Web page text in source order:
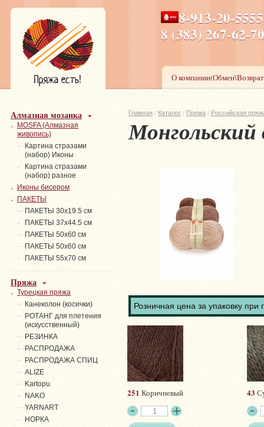
8-913-20-
8 (383) 267-
ПН-ПТ 8-17,СБ-ВС 9-
О
Главная / Каталог / Пряжа / Российская
Монгольский
Розничная цена за упаковку при
251 Коричневый 43
Алмазная мозаика
MOSFA (Алмазная
живопись)
Картина стразами
(набор) Иконы
Картина стразами
(набор) разное
Иконы бисером
ПАКЕТЫ
ПАКЕТЫ 30х19.5 см
ПАКЕТЫ 37х44.5 см
ПАКЕТЫ 50х60 см
ПАКЕТЫ 50х60 см
ПАКЕТЫ 55х70 см
Пряжа
Турецкая пряжа
Канеколон (косички)
РОТАНГ для плетения
(искусственный)
PЕЗИНКА
РАСПРОДАЖА
РАСПРОДАЖА СПИЦ
ALIZE
Kartopu
NAKO
YARNART
НОРКА